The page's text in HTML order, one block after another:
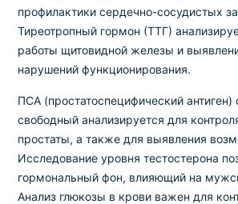
профилактики сердечно-сосудистых
Тиреотропный гормон (ТТГ)
работы щитовидной железы и
нарушений функционирования.
ПСА (простатоспецифический антиген)
свободный анализируется для
простаты, а также для выявления
Исследование уровня тестостерона
гормональный фон, влияющий на
Анализ глюкозы в крови важен для